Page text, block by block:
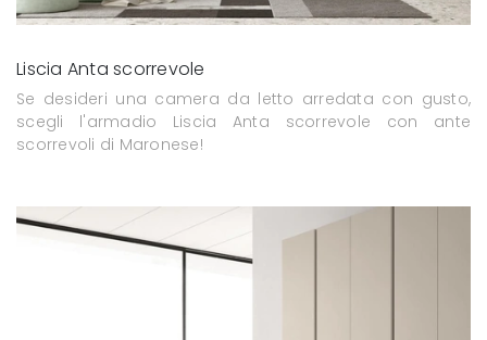
Liscia Anta scorrevole
Se desideri una camera da letto arredata con gusto,
scegli l'armadio Liscia Anta scorrevole con ante
scorrevoli di Maronese!